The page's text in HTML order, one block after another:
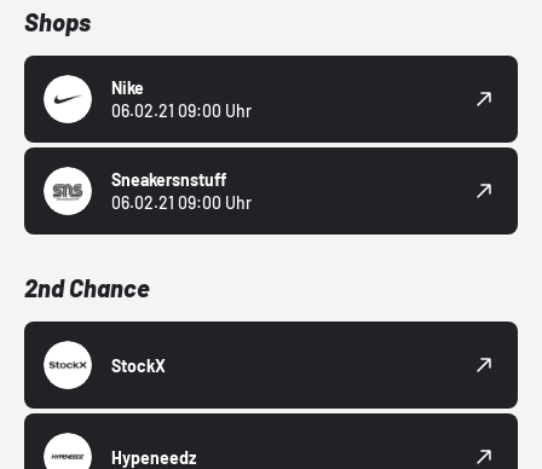
Shops
Nike
06.02.21 09:00 Uhr
Sneakersnstuff
06.02.21 09:00 Uhr
2nd Chance
StockX
Hypeneedz